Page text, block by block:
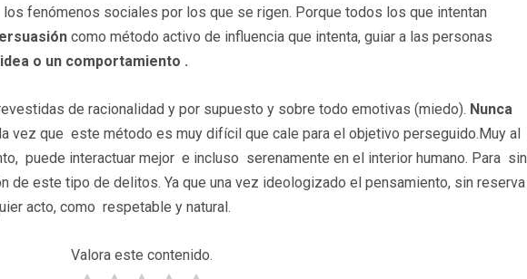
fenómenos sociales por los que se rigen. Porque todos los que intentan
como método activo de influencia que intenta, guiar a las personas
o un comportamiento .
de racionalidad y por supuesto y sobre todo emotivas (miedo). Nunca
vez que este método es muy difícil que cale para el objetivo perseguido.Muy al
puede interactuar mejor e incluso serenamente en el interior humano. Para sin
de este tipo de delitos. Ya que una vez ideologizado el pensamiento, sin reserva
acto, como respetable y natural.
Valora este contenido.